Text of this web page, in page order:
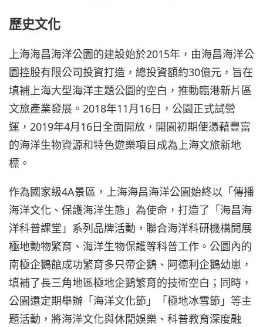
歷史文化
上海海昌海洋公園的建設始於2015年，由海昌海洋公
園控股有限公司投資打造，總投資額約30億元，旨在
填補上海大型海洋主題公園的空白，推動臨港新片區
文旅產業發展。2018年11月16日，公園正式試營
運，2019年4月16日全面開放，開園初期便憑藉豐富
的海洋生物資源和特色遊樂項目成為上海文旅新地
標。
作為國家級4A景區，上海海昌海洋公園始終以「傳播
海洋文化、保護海洋生態」為使命，打造了「海昌海
洋科普課堂」系列品牌活動，聯合海洋科研機構開展
極地動物繁育、海洋生物保護等科普工作。公園內的
南極企鵝館成功繁育多只帝企鵝、阿德利企鵝幼崽，
填補了長三角地區極地企鵝繁育的技術空白；同時，
公園還定期舉辦「海洋文化節」「極地冰雪節」等主
題活動，將海洋文化與休閒娛樂、科普教育深度融